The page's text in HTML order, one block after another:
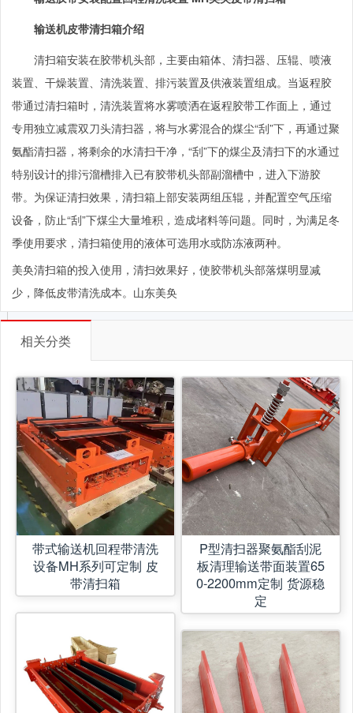
输送机皮带清扫箱介绍
清扫箱安装在胶带机头部，主要由箱体、清扫器、压辊、喷液
装置、干燥装置、清洗装置、排污装置及供液装置组成。当返程胶
带通过清扫箱时，清洗装置将水雾喷洒在返程胶带工作面上，通过
专用独立减震双刀头清扫器，将与水雾混合的煤尘“刮”下，再通过聚
氨酯清扫器，将剩余的水清扫干净，“刮”下的煤尘及清扫下的水通过
特别设计的排污溜槽排入已有胶带机头部副溜槽中，进入下游胶
带。为保证清扫效果，清扫箱上部安装两组压辊，并配置空气压缩
设备 ，防止“刮”下煤尘大量堆积，造成堵料等问题。同时，为满足冬
季使用要求，清扫箱使用的液体可选用水或防冻液两种。
美奂清扫箱的投入使用，清扫效果好，使胶带机头部落煤明显减
少，降低皮带清洗成本。山东美奂
相关分类
带式输送机回程带清洗
设备MH系列可定制 皮
带清扫箱
P型清扫器聚氨酯刮泥
板清理输送带面装置65
0-2200mm定制 货源稳
定